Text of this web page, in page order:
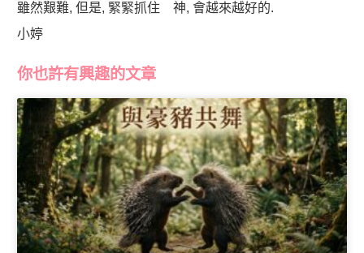
雖然艱難, 但是, 緊緊抓住 神, 會越來越好的.
小婷
你也許有興趣的文章